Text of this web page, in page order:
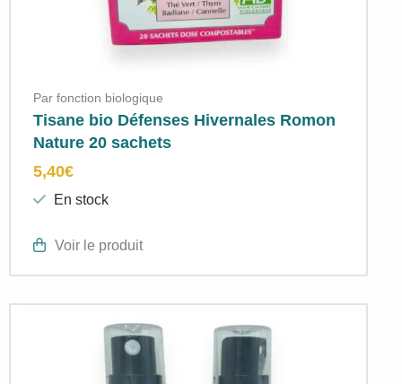
Par fonction biologique
Tisane bio Défenses Hivernales Romon
Nature 20 sachets
5,40€
En stock
Voir le produit